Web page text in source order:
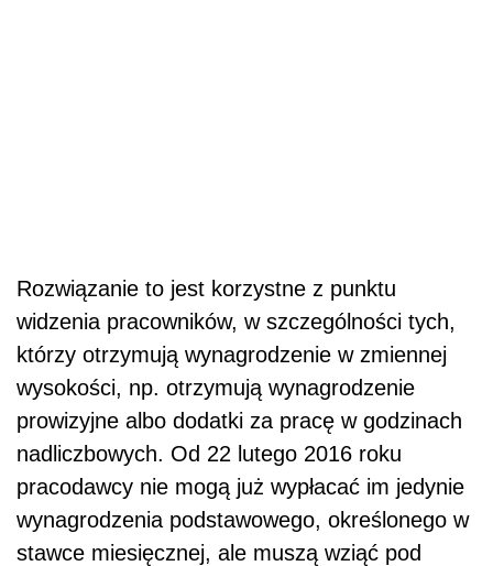
Rozwiązanie to jest korzystne z punktu
widzenia pracowników, w szczególności tych,
którzy otrzymują wynagrodzenie w zmiennej
wysokości, np. otrzymują wynagrodzenie
prowizyjne albo dodatki za pracę w godzinach
nadliczbowych. Od 22 lutego 2016 roku
pracodawcy nie mogą już wypłacać im jedynie
wynagrodzenia podstawowego, określonego w
stawce miesięcznej, ale muszą wziąć pod